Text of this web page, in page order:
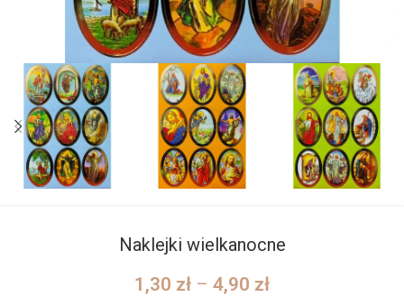
Naklejki wielkanocne
1,30 zł – 4,90 zł